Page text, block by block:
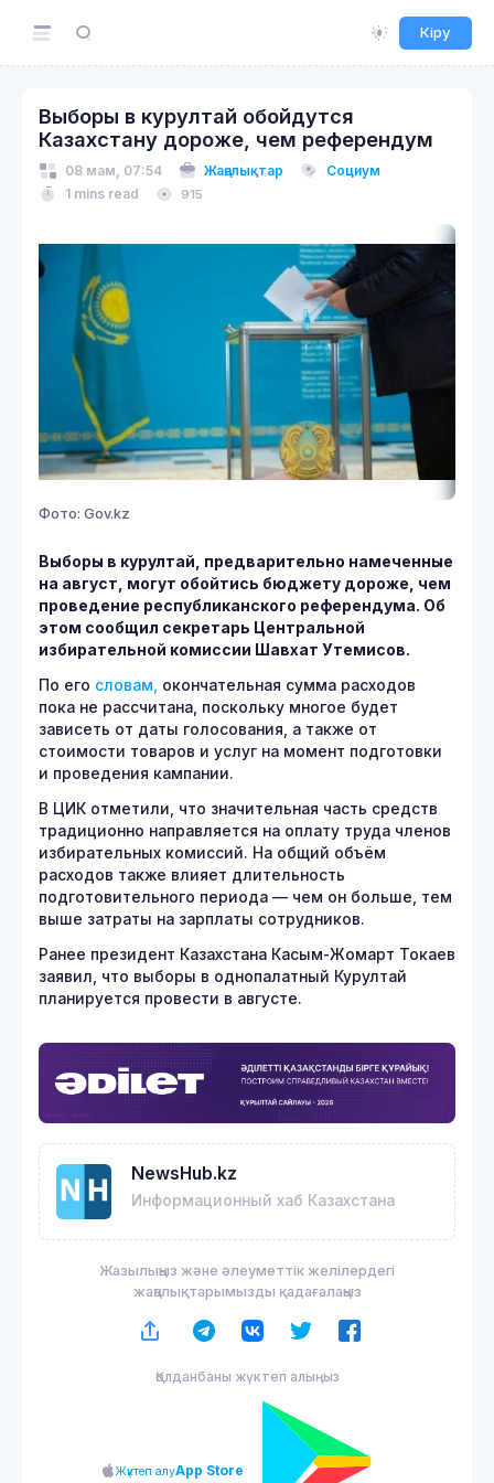
Кіру
Выборы в курултай обойдутся
Казахстану дороже, чем референдум
08 мам, 07:54 Жаңалықтар
Социум
1 mins read
915
Фото: Gov.kz
Выборы в курултай, предварительно намеченные
на август, могут обойтись бюджету дороже, чем
проведение республиканского референдума. Об
этом сообщил секретарь Центральной
избирательной комиссии Шавхат Утемисов.
По его словам,
окончательная сумма расходов
пока не рассчитана, поскольку многое будет
зависеть от даты голосования, а также от
стоимости товаров и услуг на момент подготовки
и проведения кампании.
В ЦИК отметили, что значительная часть средств
традиционно направляется на оплату труда членов
избирательных комиссий. На общий объём
расходов также влияет длительность
подготовительного периода — чем он больше, тем
выше затраты на зарплаты сотрудников.
Ранее президент Казахстана Касым-Жомарт Токаев
заявил, что выборы в однопалатный Курултай
планируется провести в августе.
NewsHub.kz
Информационный хаб Казахстана
Жазылыңыз және әлеуметтік желілердегі
жаңалықтарымызды қадағалаңыз
Қолданбаны жүктеп алыңыз
Жүктеп алуApp Store